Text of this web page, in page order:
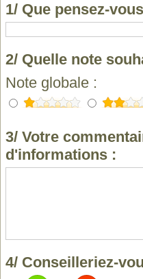
1/ Que pensez-
2/ Quelle note
Note globale :
3/ Votre
d'informations :
4/ Conseilleriez-